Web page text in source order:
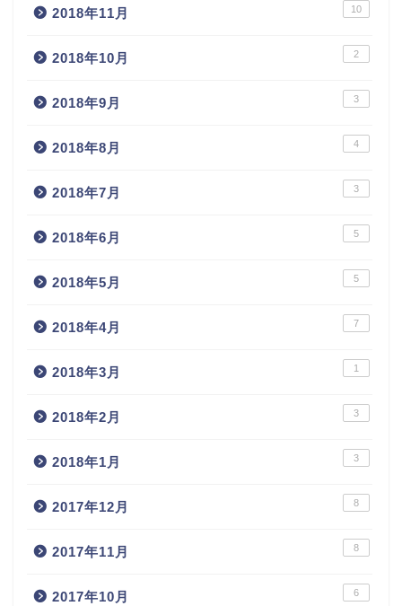
2018年11月 10
2018年10月 2
2018年9月 3
2018年8月 4
2018年7月 3
2018年6月 5
2018年5月 5
2018年4月 7
2018年3月 1
2018年2月 3
2018年1月 3
2017年12月 8
2017年11月 8
2017年10月 6